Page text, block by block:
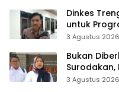
Dinkes
untuk
2027
3 Agustus 2026
Bukan
Surodakan,
Pernyataan
3 Agustus 2026